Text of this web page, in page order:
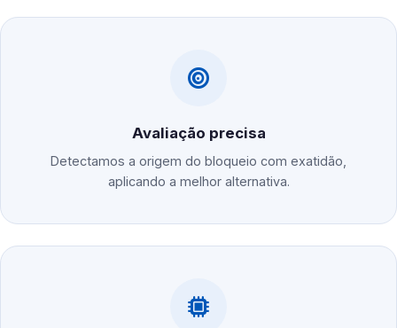
Avaliação precisa
Detectamos a origem do bloqueio com exatidão,
aplicando a melhor alternativa.